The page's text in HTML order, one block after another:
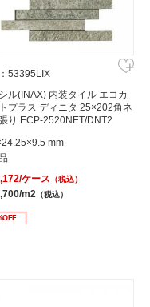
53395LIX
ル(INAX) 内装タイル エコカ
プラス ディニタ 25×202角ネ
り ECP-2520NET/DNT2
mm
ケース （税込）
m2 （税込）